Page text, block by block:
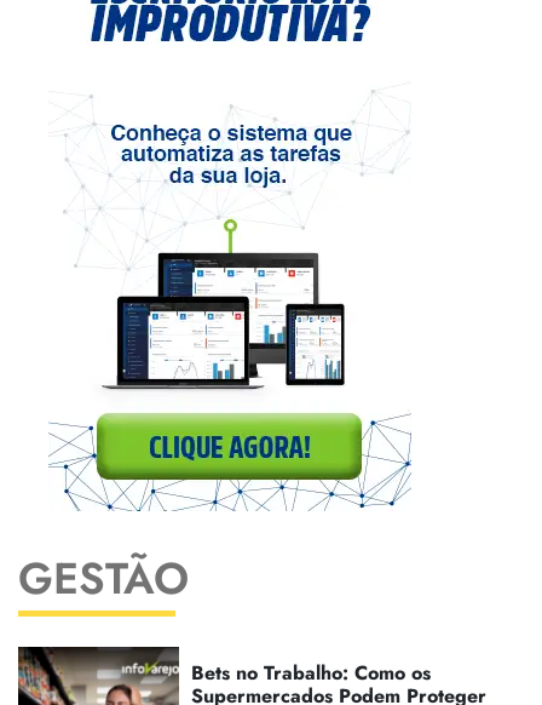
GESTÃO
Bets no Trabalho: Como os
Supermercados Podem Proteger